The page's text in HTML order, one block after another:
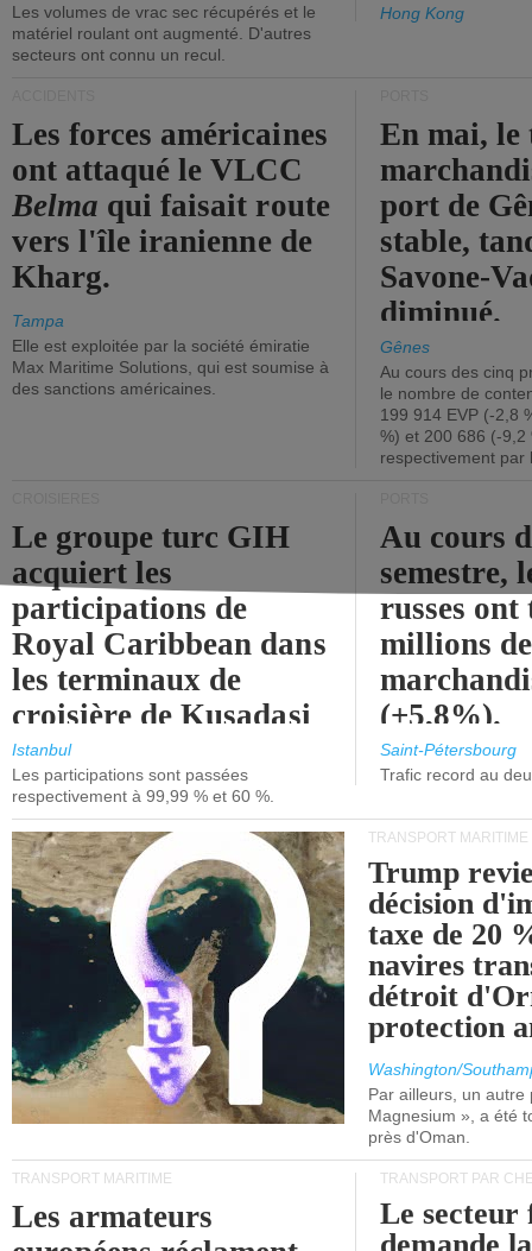
Les volumes de vrac sec récupérés et le
matériel roulant ont augmenté. D'autres
secteurs ont connu un recul.
Hong Kong
Les forces américaines
ont attaqué le VLCC
Belma qui faisait route
vers l'île iranienne de
Kharg.
Tampa
Elle est exploitée par la société émiratie
Max Maritime Solutions, qui est soumise à
des sanctions américaines.
En mai, le
port de
stable,
Savone-
diminué.
Gênes
Au cours des cinq
le nombre de
199 914 EVP (-2,8
%) et 200 686 (-9,2
respectivement par
Le groupe turc GIH
acquiert les
participations de
Royal Caribbean dans
les terminaux de
croisière de Kusadasi
et de Lisbonne.
Istanbul
Les participations sont passées
respectivement à 99,99 % et 60 %.
Au cours
semestre,
russes
millions
(+5,8%).
Saint-Pétersbourg
Trafic record au
TRANSPORT MARITIME
Trump
décision
taxe de 20
navires
détroit
protection
Washington/
Par ailleurs, un autre
Magnesium », a été
près d'Oman.
TRANSPORT MARITIME
Les armateurs
TRANSPORT PAR
Le